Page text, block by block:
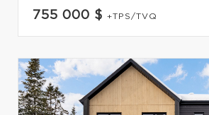
755 000 $ +TPS/TVQ